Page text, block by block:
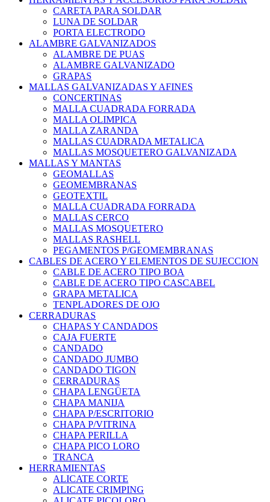
CARETA PARA SOLDAR
LUNA DE SOLDAR
PORTA ELECTRODO
ALAMBRE GALVANIZADOS
ALAMBRE DE PUAS
ALAMBRE GALVANIZADO
GRAPAS
MALLAS GALVANIZADAS Y AFINES
CONCERTINAS
MALLA CUADRADA FORRADA
MALLA OLIMPICA
MALLA ZARANDA
MALLAS CUADRADA METALICA
MALLAS MOSQUETERO GALVANIZADA
MALLAS Y MANTAS
GEOMALLAS
GEOMEMBRANAS
GEOTEXTIL
MALLA CUADRADA FORRADA
MALLAS CERCO
MALLAS MOSQUETERO
MALLAS RASHELL
PEGAMENTOS P/GEOMEMBRANAS
CABLES DE ACERO Y ELEMENTOS DE SUJECCION
CABLE DE ACERO TIPO BOA
CABLE DE ACERO TIPO CASCABEL
GRAPA METALICA
TENPLADORES DE OJO
CERRADURAS
CHAPAS Y CANDADOS
CAJA FUERTE
CANDADO
CANDADO JUMBO
CANDADO TIGON
CERRADURAS
CHAPA LENGÜETA
CHAPA MANIJA
CHAPA P/ESCRITORIO
CHAPA P/VITRINA
CHAPA PERILLA
CHAPA PICO LORO
TRANCA
HERRAMIENTAS
ALICATE CORTE
ALICATE CRIMPING